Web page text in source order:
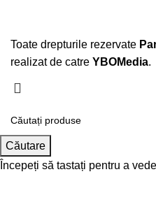
Toate drepturile rezervate
realizat de catre YBOMedia.
Căutare
Începeți să tastați pentru a